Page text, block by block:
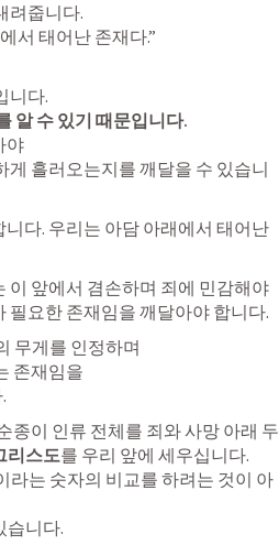
려줍니다.
서 태어난 존재다.”
알 수 있기 때문입니다.
야
게 흘러오는지를 깨달을 수 있습니
다. 우리는 아담 아래에서 태어난
이 앞에서 겸손하며 죄에 민감해야
필요한 존재임을 깨달아야 합니다.
무게를 인정하며
존재임을
종이 인류 전체를 죄와 사망 아래 두
리스도를 우리 앞에 세우십니다.
라는 숫자의 비교를 하려는 것이 아
습니다.